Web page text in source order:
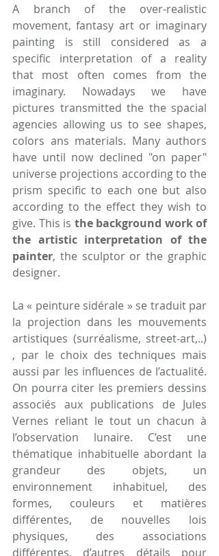
A branch of the over-realistic
movement, fantasy art or imaginary
painting is still considered as a
specific interpretation of a reality
that most often comes from the
imaginary. Nowadays we have
pictures transmitted the the spacial
agencies allowing us to see shapes,
colors ans materials. Many authors
have until now declined "on paper"
universe projections according to the
prism specific to each one but also
according to the effect they wish to
give. This is the background work of
the artistic interpretation of the
painter, the sculptor or the graphic
designer.
La « peinture sidérale » se traduit par
la projection dans les mouvements
artistiques (surréalisme, street-art,..)
, par le choix des techniques mais
aussi par les influences de l’actualité.
On pourra citer les premiers dessins
associés aux publications de Jules
Vernes reliant le tout un chacun à
l’observation lunaire. C’est une
thématique inhabituelle abordant la
grandeur des objets, un
environnement inhabituel, des
formes, couleurs et matières
différentes, de nouvelles lois
physiques, des associations
différentes, d’autres détails pour